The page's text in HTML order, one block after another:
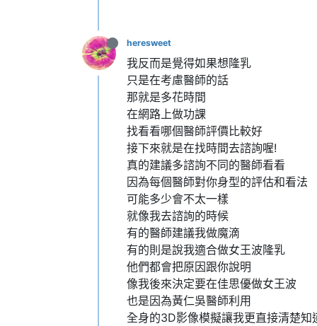
heresweet
我反而是覺得如果想隆乳
只是在考慮醫師的話
那就是多花時間
在網路上做功課
找看看哪個醫師評價比較好
接下來就是在找時間去諮詢喔!
真的建議多諮詢不同的醫師看看
因為每個醫師對你身型的評估和看法
可能多少會不太一樣
就像我去諮詢的時候
有的醫師建議我做魔滴
有的則是說我適合做女王波隆乳
他們都會把原因跟你說明
像我後來決定要在佳思優做女王波
也是因為黃仁吳醫師利用
全身的3D影像模擬讓我更直接清楚知